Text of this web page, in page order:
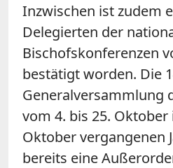
Inzwischen ist zudem
Delegierten der
Bischofskonferenzen
bestätigt worden. Die
Generalversammlung
vom 4. bis 25.
Oktober vergangenen
bereits eine